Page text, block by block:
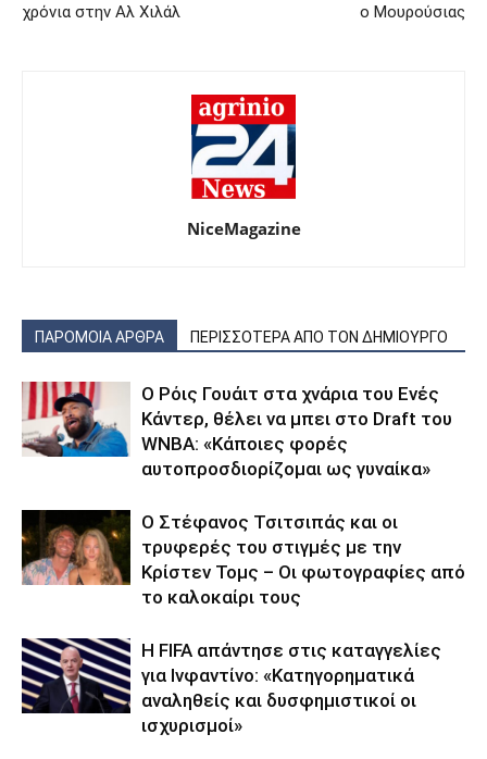
χρόνια στην Αλ Χιλάλ
ο Μουρούσιας
NiceMagazine
ΠΑΡΟΜΟΙΑ ΑΡΘΡΑ ΠΕΡΙΣΣΟΤΕΡΑ ΑΠΟ ΤΟΝ ΔΗΜΙΟΥΡΓΟ
Ο Ρόις Γουάιτ στα χνάρια του Ενές
Κάντερ, θέλει να μπει στο Draft του
WNBA: «Κάποιες φορές
αυτοπροσδιορίζομαι ως γυναίκα»
Ο Στέφανος Τσιτσιπάς και οι
τρυφερές του στιγμές με την
Κρίστεν Τομς – Οι φωτογραφίες από
το καλοκαίρι τους
Η FIFA απάντησε στις καταγγελίες
για Ινφαντίνο: «Κατηγορηματικά
αναληθείς και δυσφημιστικοί οι
ισχυρισμοί»